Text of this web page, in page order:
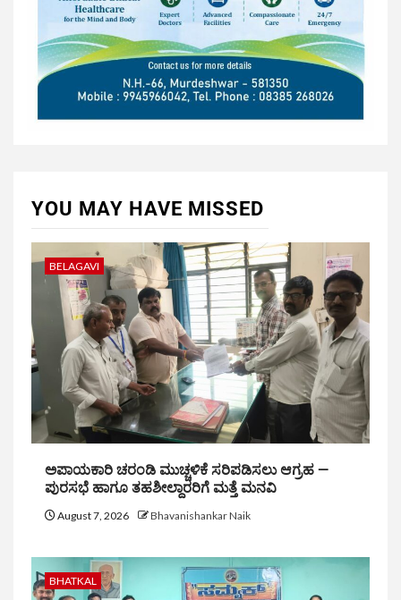
YOU MAY HAVE MISSED
BELAGAVI
ಅಪಾಯಕಾರಿ ಚರಂಡಿ ಮುಚ್ಚಳಿಕೆ ಸರಿಪಡಿಸಲು ಆಗ್ರಹ —
ಪುರಸಭೆ ಹಾಗೂ ತಹಶೀಲ್ದಾರರಿಗೆ ಮತ್ತೆ ಮನವಿ
August 7, 2026 Bhavanishankar Naik
BHATKAL